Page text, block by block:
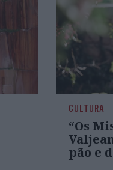
CULTURA
“Os
pão e